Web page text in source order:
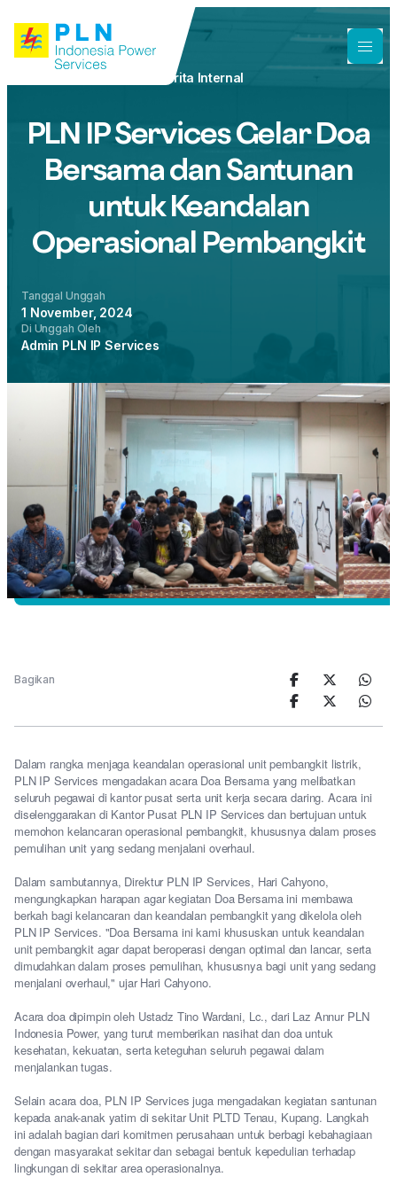
Berita Internal
PLN IP Services Gelar Doa
Bersama dan Santunan
untuk Keandalan
Operasional Pembangkit
Tanggal Unggah
1 November, 2024
Di Unggah Oleh
Admin PLN IP Services
Bagikan
Dalam rangka menjaga keandalan operasional unit pembangkit listrik,
PLN IP Services mengadakan acara Doa Bersama yang melibatkan
seluruh pegawai di kantor pusat serta unit kerja secara daring. Acara ini
diselenggarakan di Kantor Pusat PLN IP Services dan bertujuan untuk
memohon kelancaran operasional pembangkit, khususnya dalam proses
pemulihan unit yang sedang menjalani overhaul.
Dalam sambutannya, Direktur PLN IP Services, Hari Cahyono,
mengungkapkan harapan agar kegiatan Doa Bersama ini membawa
berkah bagi kelancaran dan keandalan pembangkit yang dikelola oleh
PLN IP Services. "Doa Bersama ini kami khususkan untuk keandalan
unit pembangkit agar dapat beroperasi dengan optimal dan lancar, serta
dimudahkan dalam proses pemulihan, khususnya bagi unit yang sedang
menjalani overhaul," ujar Hari Cahyono.
Acara doa dipimpin oleh Ustadz Tino Wardani, Lc., dari Laz Annur PLN
Indonesia Power, yang turut memberikan nasihat dan doa untuk
kesehatan, kekuatan, serta keteguhan seluruh pegawai dalam
menjalankan tugas.
Selain acara doa, PLN IP Services juga mengadakan kegiatan santunan
kepada anak-anak yatim di sekitar Unit PLTD Tenau, Kupang. Langkah
ini adalah bagian dari komitmen perusahaan untuk berbagi kebahagiaan
dengan masyarakat sekitar dan sebagai bentuk kepedulian terhadap
lingkungan di sekitar area operasionalnya.